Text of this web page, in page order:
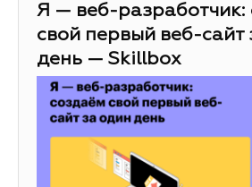
Я — веб-разработчик:
свой первый веб-сайт
день — Skillbox